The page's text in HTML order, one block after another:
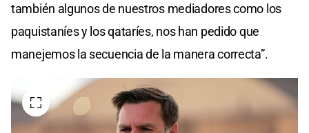
también algunos de nuestros mediadores como los
paquistaníes y los qataríes, nos han pedido que
manejemos la secuencia de la manera correcta”.